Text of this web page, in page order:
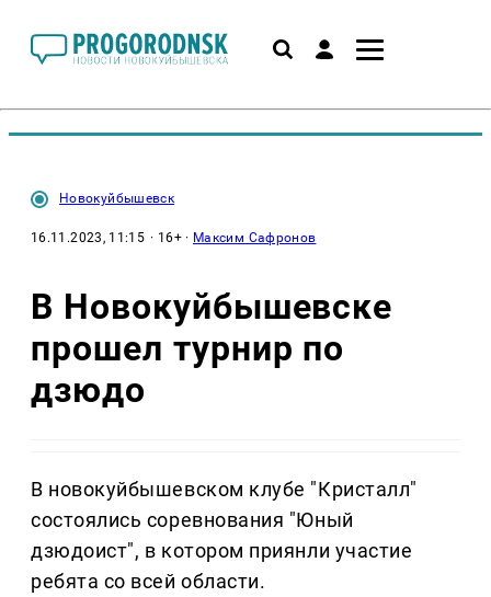
Новокуйбышевск
16.11.2023, 11:15 · 16+ · Максим Сафронов
В Новокуйбышевске
прошел турнир по
дзюдо
В новокуйбышевском клубе "Кристалл"
состоялись соревнования "Юный
дзюдоист", в котором приянли участие
ребята со всей области.